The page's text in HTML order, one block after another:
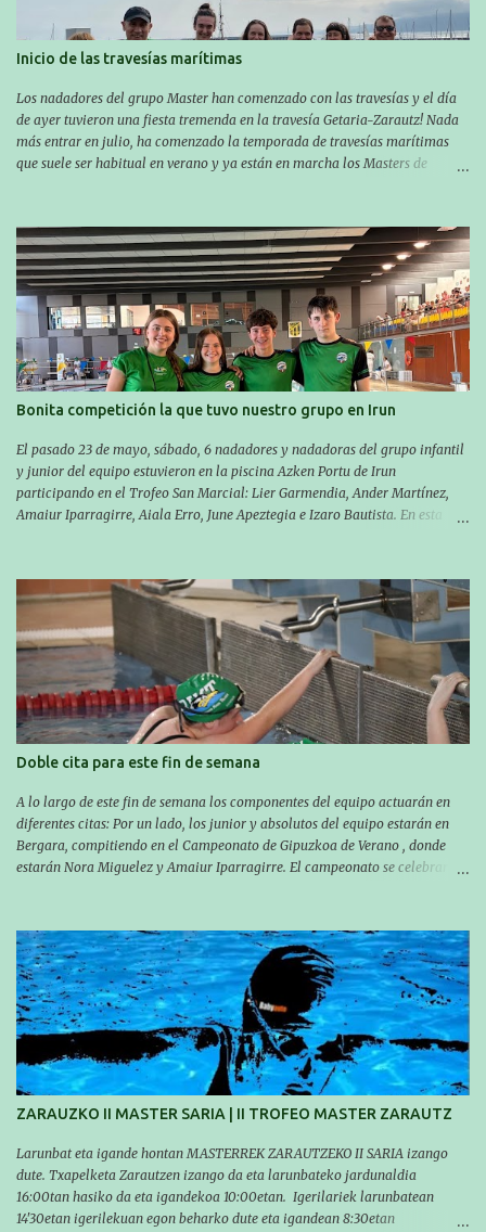
Inicio de las travesías marítimas
Los nadadores del grupo Master han comenzado con las travesías y el día
de ayer tuvieron una fiesta tremenda en la travesía Getaria-Zarautz! Nada
más entrar en julio, ha comenzado la temporada de travesías marítimas
que suele ser habitual en verano y ya están en marcha los Masters de
próxima cita. Para empezar, el 13 de julio, Manu Santos participó en la
XXXVIII. Travesía a nado de Ondarroa y recorrió una distancia de 1600
metros en 28 minutos y 30 segundos. Al día siguiente, Manu Santos y su
compañero Asier Gorostegi participaron en la V. San Antón Bira. En esta
travesía se realiza un recorrido desde la playa de Gaztetape hasta la playa
de Malkorbe, pero debido al estado del mar de aquel día, la organización
decidió hacerlo en el interior de la bahía de la playa de Malkorbe. Así,
Asier completó el recorrido en 29 minutos y 30 segundos, c...
Bonita competición la que tuvo nuestro grupo en Irun
El pasado 23 de mayo, sábado, 6 nadadores y nadadoras del grupo infantil
y junior del equipo estuvieron en la piscina Azken Portu de Irun
participando en el Trofeo San Marcial: Lier Garmendia, Ander Martínez,
Amaiur Iparragirre, Aiala Erro, June Apeztegia e Izaro Bautista. En esta
marcas. A pesar de no conseguir marca, pasaron una tarde muy buena y
sirvió para reforzar su experiencia. La mayoría ya ha terminado la
temporada, pero seguiremos trabajando con quienes están en la recta final,
trabajando para que cada uno consiga sus objetivos personales. BRNPWR!
Doble cita para este fin de semana
A lo largo de este fin de semana los componentes del equipo actuarán en
diferentes citas: Por un lado, los junior y absolutos del equipo estarán en
Bergara, compitiendo en el Campeonato de Gipuzkoa de Verano , donde
estarán Nora Miguelez y Amaiur Iparragirre. El campeonato se celebrará
sábado por la tarde a las 16:30. Por otro lado, otro grupo pequeño actuará
en el polideportivo Antzizar de Beasain en el XXIIIº memorial Leire
Contreras , en una mañana popular festiva organizada por el club Igartza.
Las pruebas empezarán a las 10:30, a las 11:30 habrá pruebas populares
australianas y después habrá un almuerzo para todos y todas las
participantes. Toda la información sobre convocatorias y competiciones la
encontraréis en nuestra web, en el siguiente enlace:
https://www.es.buruntzaldeaikt.eus/competici%C3%B3n/egutegia#h.9xisch
p06awl ¡Mucha suert...
ZARAUZKO II MASTER SARIA | II TROFEO MASTER ZARAUTZ
Larunbat eta igande hontan MASTERREK ZARAUTZEKO II SARIA izango
dute. Txapelketa Zarautzen izango da eta larunbateko jardunaldia
16:00tan hasiko da eta igandekoa 10:00etan. Igerilariek larunbatean
14'30etan igerilekuan egon beharko dute eta igandean 8:30etan